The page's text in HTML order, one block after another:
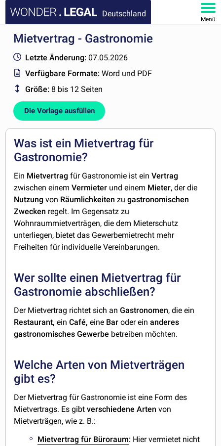
Deutschland
Menü
HOMEPAGE
DOKUMENTE
FAQ
KONTAKT
MEIN KONTO
Mietvertrag - Gastronomie
Letzte Änderung: 07.05.2026
Verfügbare Formate:Word und PDF
Größe: 8 bis 12 Seiten
Die Vorlage ausfüllen
Was ist ein Mietvertrag für
Gastronomie?
Ein Mietvertrag für Gastronomie ist einVertrag
zwischen einemVermieter und einem Mieter, der die
Nutzung von Räumlichkeiten zugastronomischen
Zwecken regelt. Im Gegensatz zu
Wohnraummietverträgen, die dem Mieterschutz
unterliegen, bietet das Gewerbemietrecht mehr
Freiheiten für individuelle Vereinbarungen.
Wer sollte einen Mietvertrag für
Gastronomie abschließen?
Der Mietvertrag richtet sich anGastronomen, die ein
Restaurant, einCafé, eine Bar oder einanderes
gastronomisches Gewerbe betreiben möchten.
Welche Arten von Mietverträgen
gibt es?
Der Mietvertrag für Gastronomie ist eine Form des
Mietvertrags. Es gibtverschiedene Arten von
Mietverträgen, wie z. B.:
Mietvertrag für Büroraum: Hier vermietet nicht